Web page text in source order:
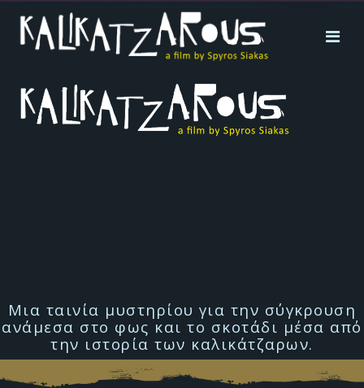
Μια ταινία μυστηρίου για την σύγκρουση
ανάμεσα στο φως και το σκοτάδι μέσα από
την ιστορία των καλικάτζαρων.